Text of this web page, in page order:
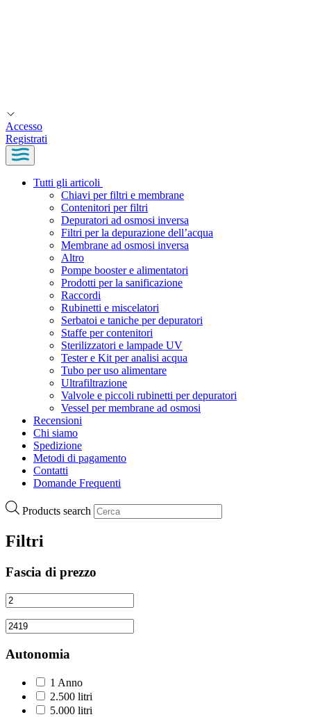
Accesso
Registrati
Tutti gli articoli
Chiavi per filtri e membrane
Contenitori per filtri
Depuratori ad osmosi inversa
Filtri per la depurazione dell’acqua
Membrane ad osmosi inversa
Altro
Pompe booster e alimentatori
Prodotti per la sanificazione
Raccordi
Rubinetti e miscelatori
Serbatoi e taniche per depuratori
Staffe per contenitori
Sterilizzatori e lampade UV
Tester e Kit per analisi acqua
Tubo per uso alimentare
Ultrafiltrazione
Valvole e piccoli rubinetti per depuratori
Vessel per membrane ad osmosi
Recensioni
Chi siamo
Spedizione
Metodi di pagamento
Contatti
Domande Frequenti
Products search
Filtri
Fascia di prezzo
Autonomia
1 Anno
2.500 litri
5.000 litri